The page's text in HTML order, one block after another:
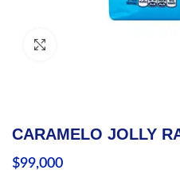
CARAMELO JOLLY
$99,000